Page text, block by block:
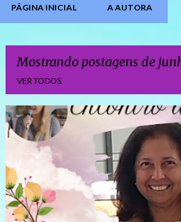
PÁGINA INICIAL A AUTORA
Mostrando postagens de
VER TODOS
P
s
t
a